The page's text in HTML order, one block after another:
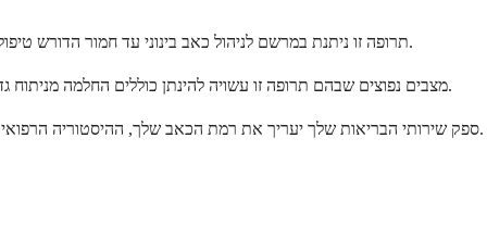
תרופה זו ניתנת במרשם לניהול כאב בינוני עד חמור הדורש טיפול מסביב לשעון. הרופא שלך עשוי להמליץ על זה כאשר תרופות אחרות לשיכוך כאבים לא סיפקו הקלה מספקת או כאשר אתה זקוק לניהול כאב חזק יותר.
מצבים נפוצים שבהם תרופה זו עשויה להינתן כוללים החלמה מניתוח גדול, פציעות משמעותיות או מצבי כאב כרוניים שלא הגיבו היטב לטיפולים אחרים. היא משמשת בדרך כלל לניהול כאב לטווח קצר ולא לכאב כרוני ממושך.
ספק שירותי הבריאות שלך יעריך את רמת הכאב שלך, ההיסטוריה הרפואית שלך וגורמים אחרים לפני שיחליט אם תרופה זו מתאימה למצבך. הם גם ישקלו האם היתרונות עולים על הסיכונים הפוטנציאליים במקרה הספציפי שלך.